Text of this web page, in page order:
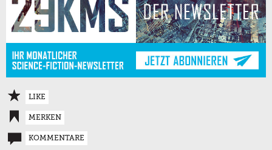
LIKE
MERKEN
KOMMENTARE